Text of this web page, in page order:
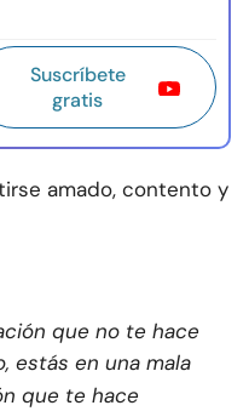
Suscríbete
gratis
amado, contento y
que no te hace
estás en una mala
que te hace